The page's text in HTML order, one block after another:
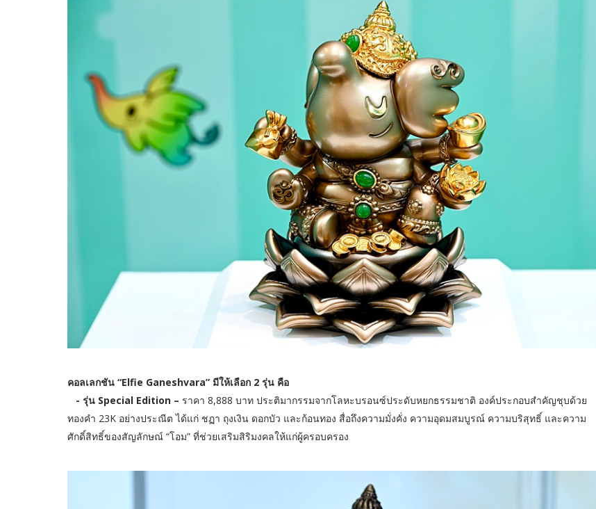
คอลเลกชัน “Elfie Ganeshvara” มีให้เลือก 2 รุ่น คือ
- รุ่น Special Edition – ราคา 8,888 บาท ประติมากรรมจากโลหะบรอนซ์ประดับหยกธรรมชาติ องค์ประกอบสำคัญชุบด้วย
ทองคำ 23K อย่างประณีต ได้แก่ ชฏา ถุงเงิน ดอกบัว และก้อนทอง สื่อถึงความมั่งคั่ง ความอุดมสมบูรณ์ ความบริสุทธิ์ และความ
ศักดิ์สิทธิ์ของสัญลักษณ์ “โอม” ที่ช่วยเสริมสิริมงคลให้แก่ผู้ครอบครอง